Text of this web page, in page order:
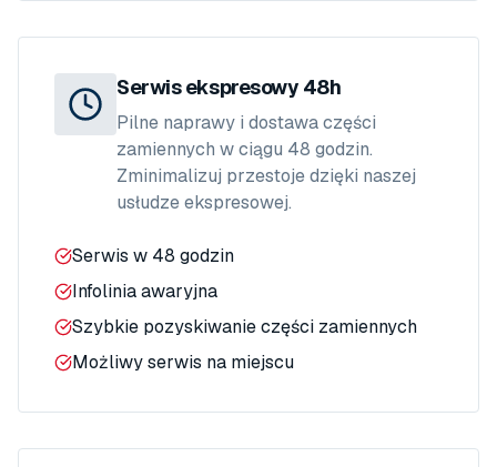
Serwis ekspresowy 48h
Pilne naprawy i dostawa części
zamiennych w ciągu 48 godzin.
Zminimalizuj przestoje dzięki naszej
usłudze ekspresowej.
Serwis w 48 godzin
Infolinia awaryjna
Szybkie pozyskiwanie części zamiennych
Możliwy serwis na miejscu